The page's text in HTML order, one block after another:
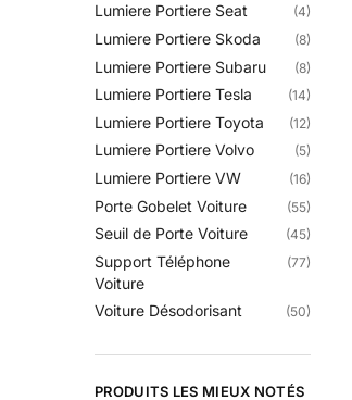
Lumiere Portiere Seat (4)
Lumiere Portiere Skoda (8)
Lumiere Portiere Subaru (8)
Lumiere Portiere Tesla (14)
Lumiere Portiere Toyota (12)
Lumiere Portiere Volvo (5)
Lumiere Portiere VW (16)
Porte Gobelet Voiture (55)
Seuil de Porte Voiture (45)
Support Téléphone
Voiture
(77)
Voiture Désodorisant (50)
PRODUITS LES MIEUX NOTÉS